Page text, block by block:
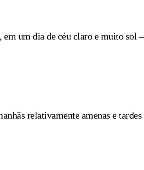
um dia de céu claro e muito
relativamente amenas e